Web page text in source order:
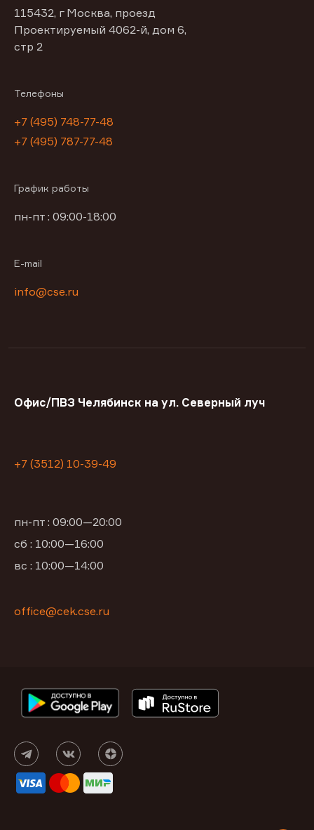
115432, г Москва, проезд
Проектируемый 4062-й, дом 6,
стр 2
Телефоны
+7 (495) 748-77-48
+7 (495) 787-77-48
График работы
пн-пт : 09:00-18:00
E-mail
info@cse.ru
Офис/ПВЗ Челябинск на ул. Северный луч
+7 (3512) 10-39-49
пн-пт : 09:00—20:00
сб : 10:00—16:00
вс : 10:00—14:00
office@cek.cse.ru